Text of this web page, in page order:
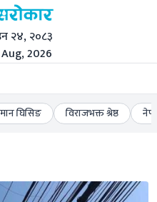
२४, २०८३
2026
घिसिङ विराजभक्त श्रेष्ठ